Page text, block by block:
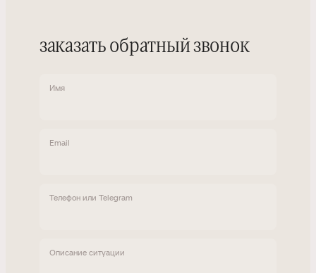
заказать обратный звонок
Имя
Email
Телефон или Telegram
Описание ситуации